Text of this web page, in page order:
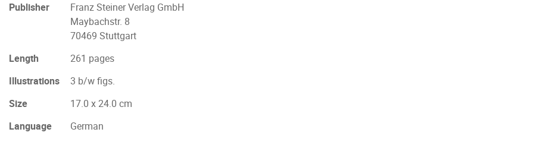
Publisher
Franz Steiner Verlag GmbH
Maybachstr. 8
70469 Stuttgart
Length
261 pages
Illustrations
3 b/w figs.
Size
17.0 x 24.0 cm
Language
German